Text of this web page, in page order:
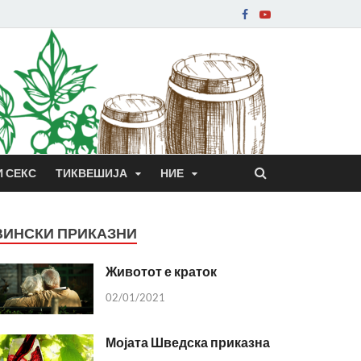
СЕКС ТИКВЕШИЈА НИЕ
ПРИКАЗНИ
Животот е краток
02/01/2021
Мојата Шведска приказна